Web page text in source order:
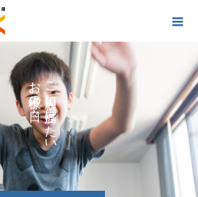
ご
に
け
た
い
お
の
の